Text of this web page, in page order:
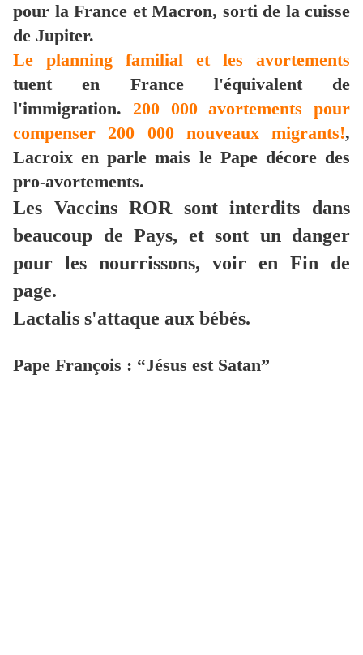
pour la France et Macron, sorti de la cuisse
de Jupiter.
Le planning familial et les avortements
tuent en France l'équivalent de
l'immigration. 200 000 avortements pour
compenser 200 000 nouveaux migrants!,
Lacroix en parle mais le Pape décore des
pro-avortements.
Les Vaccins ROR sont interdits dans
beaucoup de Pays, et sont un danger
pour les nourrissons, voir en Fin de
page.
Lactalis s'attaque aux bébés.
Pape François : “Jésus est Satan”